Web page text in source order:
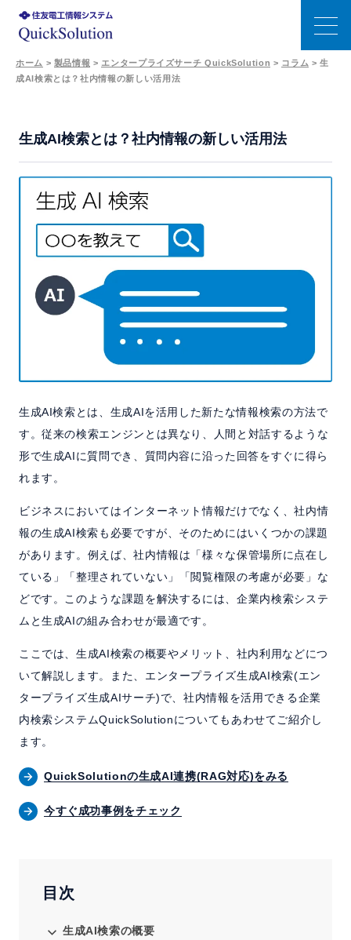
エンタープライズサーチの選び方
機能
生成AI連携
価格
お問い合わせ／資料請求
ホーム 製品情報会社情報採用情報
ホーム > 製品情報 > エンタープライズサーチ QuickSolution > コラム >生
成AI検索とは？社内情報の新しい活用法
生成AI検索とは？社内情報の新しい活用法
生成AI検索とは、生成AIを活用した新たな情報検索の方法で
す。従来の検索エンジンとは異なり、人間と対話するような
形で生成AIに質問でき、質問内容に沿った回答をすぐに得ら
れます。
ビジネスにおいてはインターネット情報だけでなく、社内情
報の生成AI検索も必要ですが、そのためにはいくつかの課題
があります。例えば、社内情報は「様々な保管場所に点在し
ている」「整理されていない」「閲覧権限の考慮が必要」な
どです。このような課題を解決するには、企業内検索システ
ムと生成AIの組み合わせが最適です。
ここでは、生成AI検索の概要やメリット、社内利用などにつ
いて解説します。また、エンタープライズ生成AI検索(エン
タープライズ生成AIサーチ)で、社内情報を活用できる企業
内検索システムQuickSolutionについてもあわせてご紹介し
ます。
QuickSolutionの生成AI連携(RAG対応)をみる
今すぐ成功事例をチェック
目次
生成AI検索の概要